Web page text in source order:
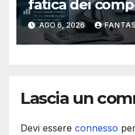
fatica dei
metallici
AGO 6, 2026
Lascia un
Devi essere connesso